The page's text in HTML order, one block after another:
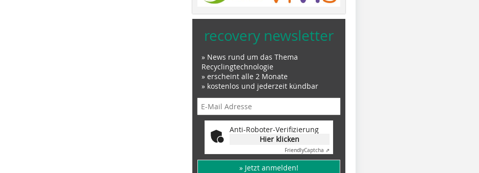
recovery newsletter
» News rund um das Thema
Recyclingtechnologie
» erscheint alle 2 Monate
» kostenlos und jederzeit kündbar
Anti-Roboter-Verifizierung
Hier klicken
FriendlyCaptcha ⇗
» Jetzt anmelden!